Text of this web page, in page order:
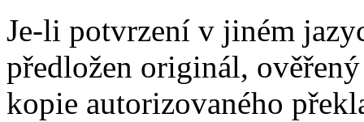
Je-li potvrzení v jiném
předložen originál,
kopie autorizovaného